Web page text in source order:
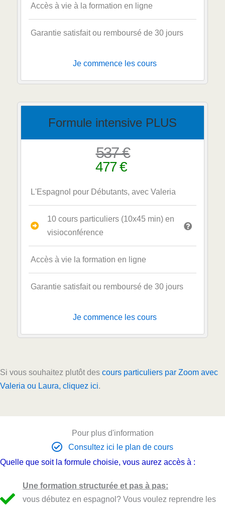
Accès à vie à la formation en ligne
Garantie satisfait ou remboursé de 30 jours
Je commence les cours
Formule intensive PLUS
537 €
477 €
L'Espagnol pour Débutants, avec Valeria
10 cours particuliers (10x45 min) en
visioconférence
Accès à vie la formation en ligne
Garantie satisfait ou remboursé de 30 jours
Je commence les cours
Si vous souhaitez plutôt des cours particuliers par Zoom avec
Valeria ou Laura, cliquez ici.
Pour plus d'information
Consultez ici le plan de cours
Quelle que soit la formule choisie, vous aurez accès à :
Une formation structurée et pas à pas:
vous débutez en espagnol? Vous voulez reprendre les